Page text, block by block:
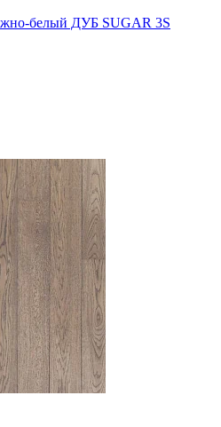
белый ДУБ SUGAR 3S